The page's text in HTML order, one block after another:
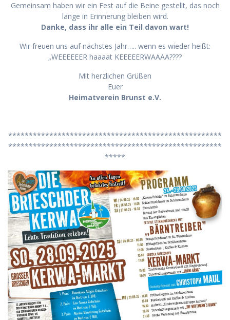
Gemeinsam haben wir ein Fest auf die Beine gestellt, das noch
lange in Erinnerung bleiben wird.
Danke, dass ihr alle ein Teil davon wart!
Wir freuen uns auf nächstes Jahr….. wenn es wieder heißt:
„WEEEEEER haaaat KEEEEERWAAAA????
Mit herzlichen Grüßen
Euer
Heimatverein Brunst e.V.
****************************************************
****************************************************
*****